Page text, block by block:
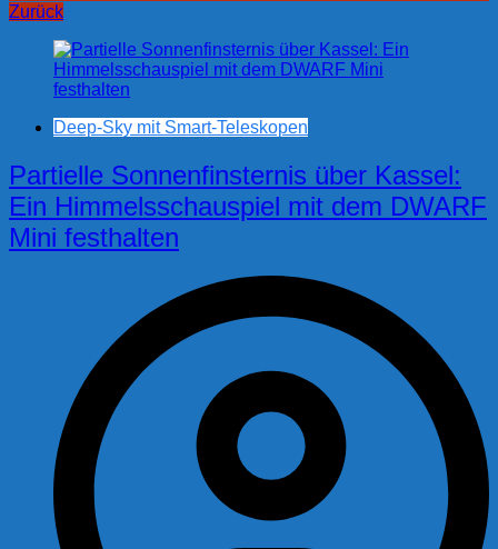
Zurück
Deep-Sky mit Smart-Teleskopen
Partielle Sonnenfinsternis über Kassel:
Ein Himmelsschauspiel mit dem DWARF
Mini festhalten